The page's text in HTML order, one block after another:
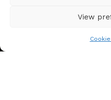
View